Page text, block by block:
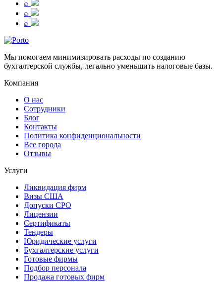
⌕
⌕
⌕
Мы помогаем минимизировать расходы по созданию
бухгалтерской службы, легально уменьшить налоговые базы.
Компания
О нас
Сотрудники
Блог
Контакты
Политика конфиденциональности
Все города
Отзывы
Услуги
Ликвидация фирм
Визы США
Допуски СРО
Лицензии
Сертификаты
Тендеры
Юридические услуги
Бухгалтерские услуги
Готовые фирмы
Подбор персонала
Продажа готовых фирм